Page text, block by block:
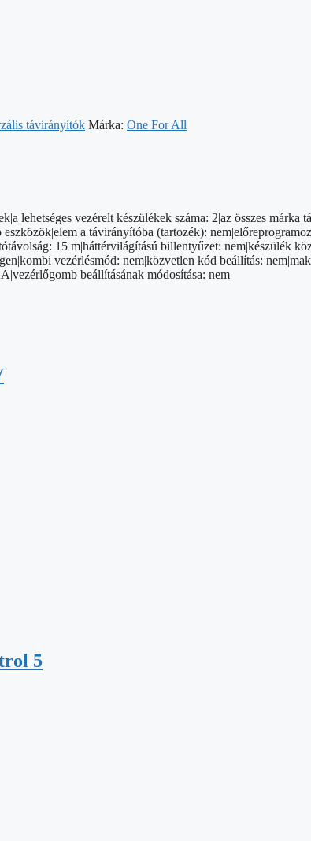
távirányítók Márka: One For All
lehetséges vezérelt készülékek száma: 2|az összes
a távirányítóba (tartozék):
15 m|háttérvilágítású billentyűzet: nem|készülék
vezérlésmód: nem|közvetlen kód beállítás:
beállításának módosítása: nem
5